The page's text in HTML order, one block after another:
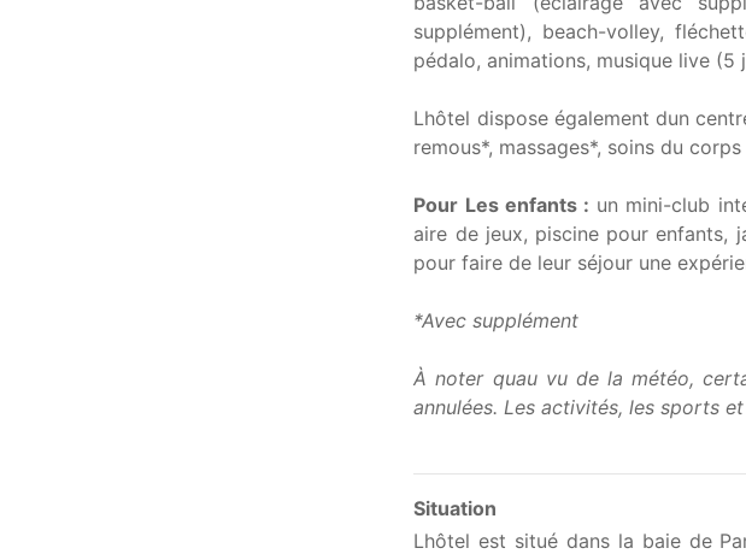
supplément), beach-volley,
pédalo, animations, musique live (5
Lhôtel dispose également dun
remous*, massages*, soins du
Pour Les enfants : un mini-club
aire de jeux, piscine pour enfants,
pour faire de leur séjour une
*Avec supplément
À noter quau vu de la météo,
annulées. Les activités, les sports
Situation
Lhôtel est situé dans la baie de